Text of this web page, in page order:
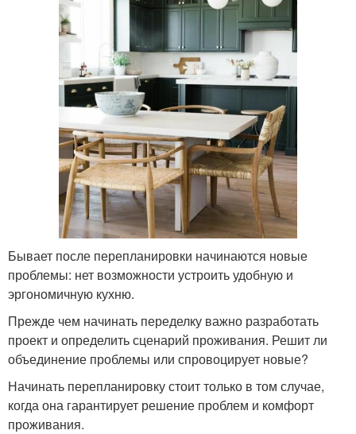
Бывает после перепланировки начинаются новые
проблемы: нет возможности устроить удобную и
эргономичную кухню.
Прежде чем начинать переделку важно разработать
проект и определить сценарий проживания. Решит ли
объединение проблемы или спровоцирует новые?
Начинать перепланировку стоит только в том случае,
когда она гарантирует решение проблем и комфорт
проживания.